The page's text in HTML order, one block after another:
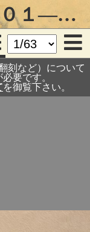
史記 （３６・第１０１―１０５）
刻など）について
要です。
を御覧下さい。